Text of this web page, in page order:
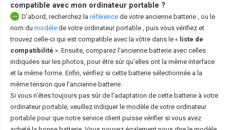
compatible avec mon ordinateur portable ?
D'abord, recherchez la référence de votre ancienne batterie , ou le
nom du modèle de votre ordinateur portable , puis vous vérifiez et
trouvez celle-ci qui est compatible avec la vôtre dans le « liste de
compatibilité ». Ensuite, comparez l'ancienne batterie avec celles
indiquées sur les photos, pour être sûr qu'elles ont la même interface
et la même forme. Enfin, vérifiez si cette batterie sélectionnée a la
même tension que l'ancienne batterie.
Si vous n'êtes toujours pas sûr de l'adaptation de cette batterie à votre
ordinateur portable, veuillez indiquer le modèle de votre ordinateur
portable pour que notre service client puisse vérifier si vous avez